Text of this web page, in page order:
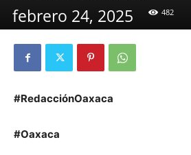
febrero 24, 2025 482
#RedacciónOaxaca
#Oaxaca